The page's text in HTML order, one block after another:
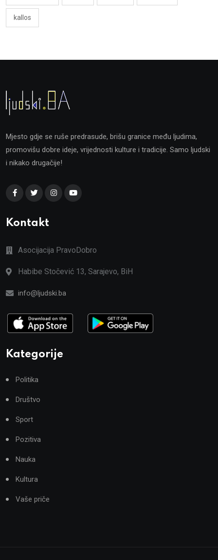
kallos
Mjesto gdje se ruše predrasude, brišu granice među ljudima,
promovišu dobre ideje, vrijednosti kulture i tradicije. Samo ljudski
i nikako drugačije!
Kontakt
Asocijacija PravoDobro
Habibe Stočević 13, Sarajevo, BiH
info@ljudski.ba
Kategorije
Politika
Društvo
Sport
Pozitiva
Nauka
Kultura
Vaše priče